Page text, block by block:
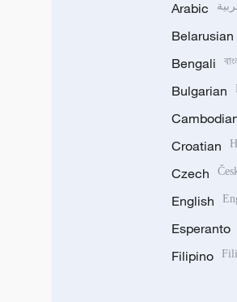
Arabic
Belarusian
Bengali
Bulgarian
Croatian
Czech
English
Esperanto
Filipino